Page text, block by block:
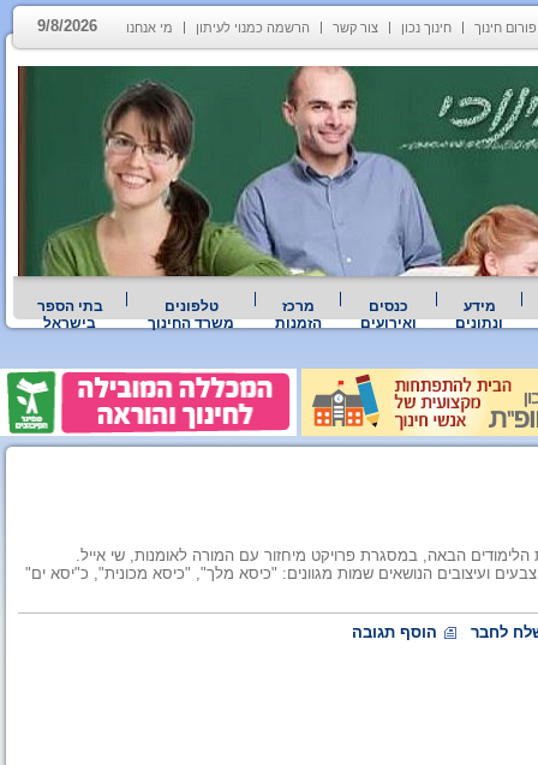
פורום חינוך חינוך נכון צור קשר הרשמה כמנוי לעיתון מי אנחנו 9/8/2026
מידע
ונתונים
כנסים
ואירועים
מרכז
הזמנות
טלפונים
משרד החינוך
בתי הספר
בישראל
הבאה, במסגרת פרויקט מיחזור עם המורה לאומנות, שי אייל.
ועיצובים הנושאים שמות מגוונים: "כיסא מלך", "כיסא מכונית", כ"יסא ים"
לחבר הוסף תגובה